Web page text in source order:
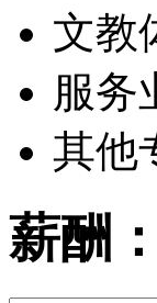
文教
服务
其他
薪酬：